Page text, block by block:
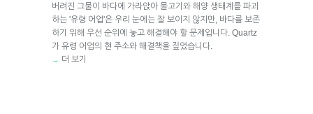
버려진 그물이 바다에 가라앉아 물고기와 해양 생태계를 파괴
하는 '유령 어업'은 우리 눈에는 잘 보이지 않지만, 바다를 보존
하기 위해 우선 순위에 놓고 해결해야 할 문제입니다. Quartz
가 유령 어업의 현 주소와 해결책을 짚었습니다.
→ 더 보기